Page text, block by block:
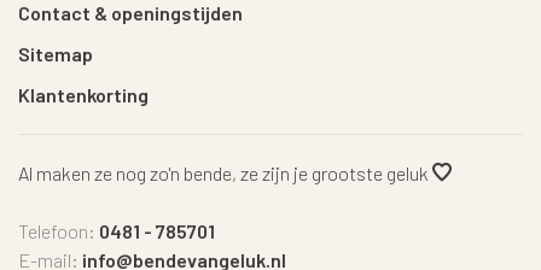
Contact & openingstijden
Sitemap
Klantenkorting
Al maken ze nog zo'n bende, ze zijn je grootste geluk
Telefoon: 0481 - 785701
E-mail: info@bendevangeluk.nl